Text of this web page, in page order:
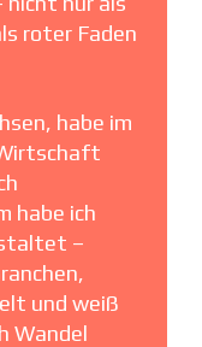
roter Faden
habe im
habe ich
–
und weiß
Wandel